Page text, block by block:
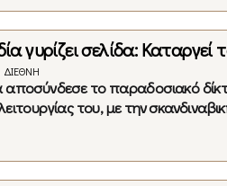
γυρίζει σελίδα:
ΔΙΕΘΝΉ
αποσύνδεσε το παραδοσιακό
του, με την